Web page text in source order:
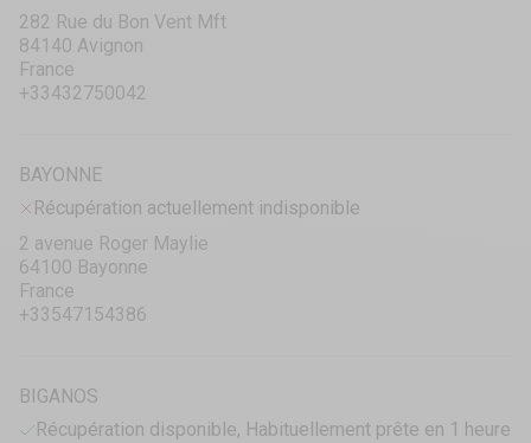
282 Rue du Bon Vent Mft
84140 Avignon
France
+33432750042
BAYONNE
Récupération actuellement indisponible
2 avenue Roger Maylie
64100 Bayonne
France
+33547154386
BIGANOS
Récupération disponible, Habituellement prête en 1 heure